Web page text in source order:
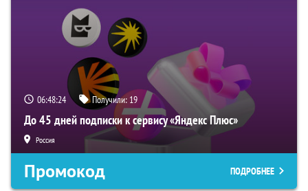
06:48:23 Получили: 19
До 45 дней подписки к сервису «Яндекс Плюс»
Россия
Промокод ПОДРОБНЕЕ